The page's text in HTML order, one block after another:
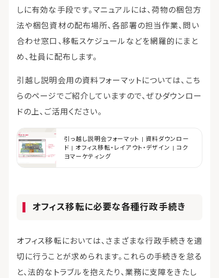
しに有効な手段です。マニュアルには、荷物の梱包方
法や梱包資材の配布場所、各部署の担当作業、問い
合わせ窓口、移転スケジュールなどを網羅的にまと
め、社員に配布します。
引越し説明会用の資料フォーマットについては、こち
らのページでご紹介していますので、ぜひダウンロー
ドの上、ご活用ください。
引っ越し説明会フォーマット | 資料ダウンロー
ド | オフィス移転・レイアウト・デザイン | コク
ヨマーケティング
オフィス移転に必要な各種行政手続き
オフィス移転においては、さまざまな行政手続きを適
切に行うことが求められます。これらの手続きを怠る
と、法的なトラブルを抱えたり、業務に支障をきたし